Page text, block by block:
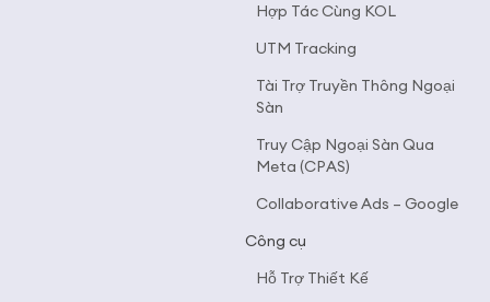
Hợp Tác Cùng KOL
UTM Tracking
Tài Trợ Truyền Thông Ngoại
Sàn
Truy Cập Ngoại Sàn Qua
Meta (CPAS)
Collaborative Ads – Google
Công cụ
Hỗ Trợ Thiết Kế